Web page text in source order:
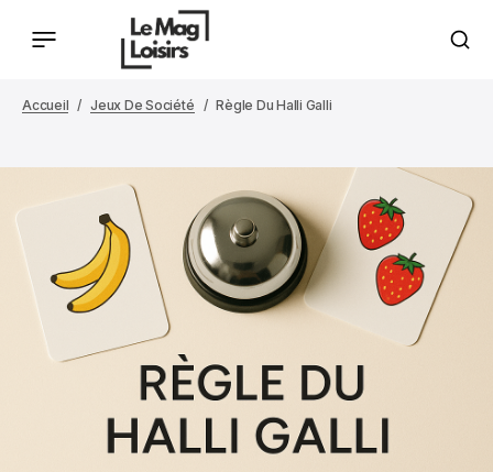
Accueil Jeux De Société Règle Du Halli Galli